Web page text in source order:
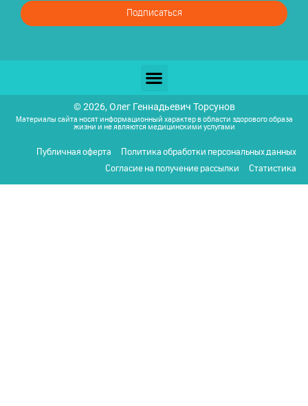
Подписаться
© 2026, Олег Геннадьевич Торсунов
Материалы сайта носят информационный характер в области здорового образа
жизни и не являются медицинскими услугами
Публичная оферта
Политика обработки персональных данных
Согласие на получение рассылки
Статистика